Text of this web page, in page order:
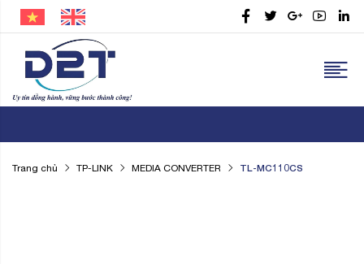
Trang chủ TP-LINK MEDIA CONVERTER TL-MC110CS